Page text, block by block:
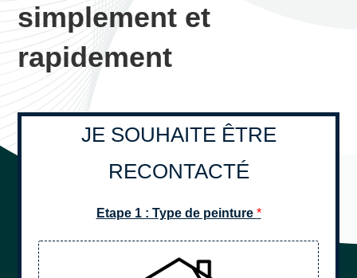
simplement et
rapidement
JE SOUHAITE ÊTRE
RECONTACTÉ
Etape 1 : Type de peinture *